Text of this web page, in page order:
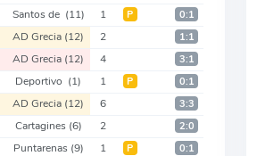
Santos de (11) 1 Р 0:1
AD Grecia (12) 2 1:1
AD Grecia (12) 4 3:1
Deportivo (1) 1 Р 0:1
AD Grecia (12) 6 3:3
Cartagines (6) 2 2:0
Puntarenas (9) 1 Р 0:1